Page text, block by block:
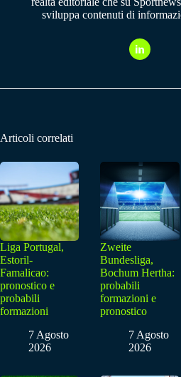
sviluppa contenuti di
Articoli correlati
Liga Portugal,
Estoril-
Famalicao:
pronostico e
probabili
formazioni
7 Agosto
2026
Zweite
Bundesliga,
Bochum Hertha:
probabili
formazioni e
pronostico
7 Agosto
2026